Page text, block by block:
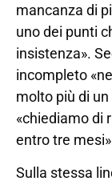
mancanza di
uno dei punti
insistenza».
incompleto
molto più di
«chiediamo di
entro tre
Sulla stessa